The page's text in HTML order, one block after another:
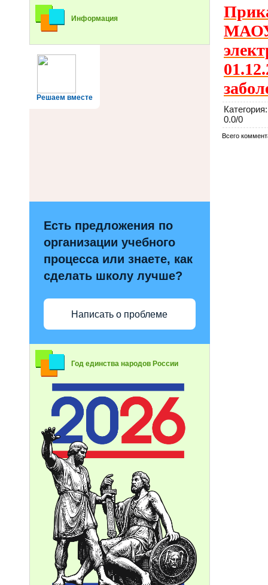
Информация
Решаем вместе
Есть предложения по
организации учебного
процесса или знаете, как
сделать школу лучше?
Написать о проблеме
Год единства народов России
Категория:
0.0/0
Всего